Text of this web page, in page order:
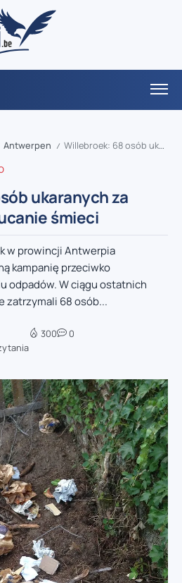
Antwerpen / Willebroek: 68 osób ukaranych za nielegalne wyrzucanie śmieci
ukaranych za
śmieci
w prowincji Antwerpia
kampanię przeciwko
odpadów. W ciągu ostatnich
zatrzymali 68 osób...
300 0